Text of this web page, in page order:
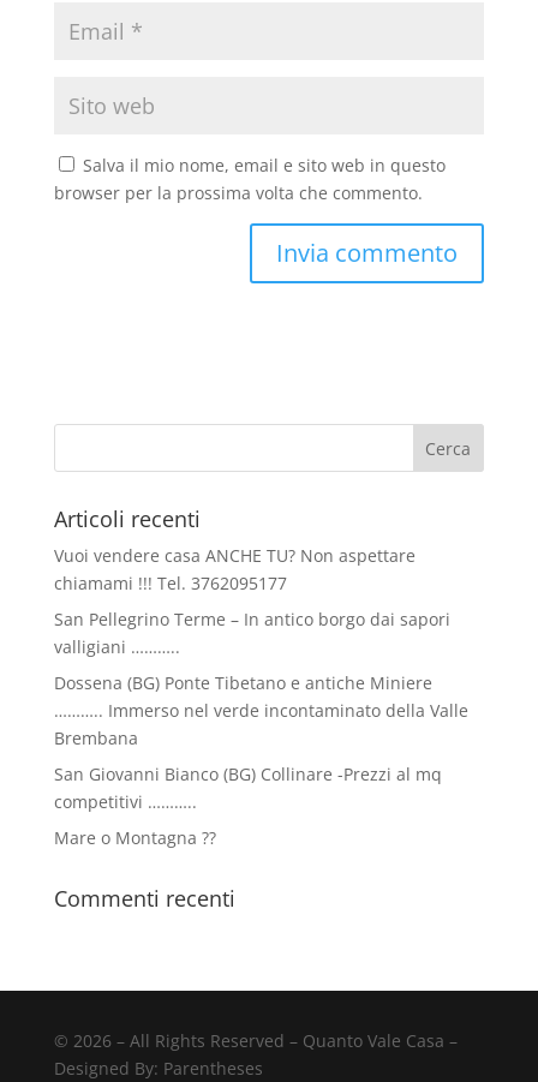
Salva il mio nome, email e sito web in questo
browser per la prossima volta che commento.
Articoli recenti
Vuoi vendere casa ANCHE TU? Non aspettare
chiamami !!! Tel. 3762095177
San Pellegrino Terme – In antico borgo dai sapori
valligiani ………..
Dossena (BG) Ponte Tibetano e antiche Miniere
……….. Immerso nel verde incontaminato della Valle
Brembana
San Giovanni Bianco (BG) Collinare -Prezzi al mq
competitivi ………..
Mare o Montagna ??
Commenti recenti
© 2026 – All Rights Reserved – Quanto Vale Casa –
Designed By: Parentheses